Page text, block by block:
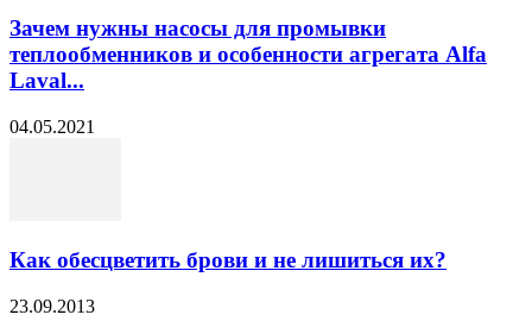
Зачем нужны насосы для промывки
теплообменников и особенности агрегата Alfa
Laval...
04.05.2021
Как обесцветить брови и не лишиться их?
23.09.2013